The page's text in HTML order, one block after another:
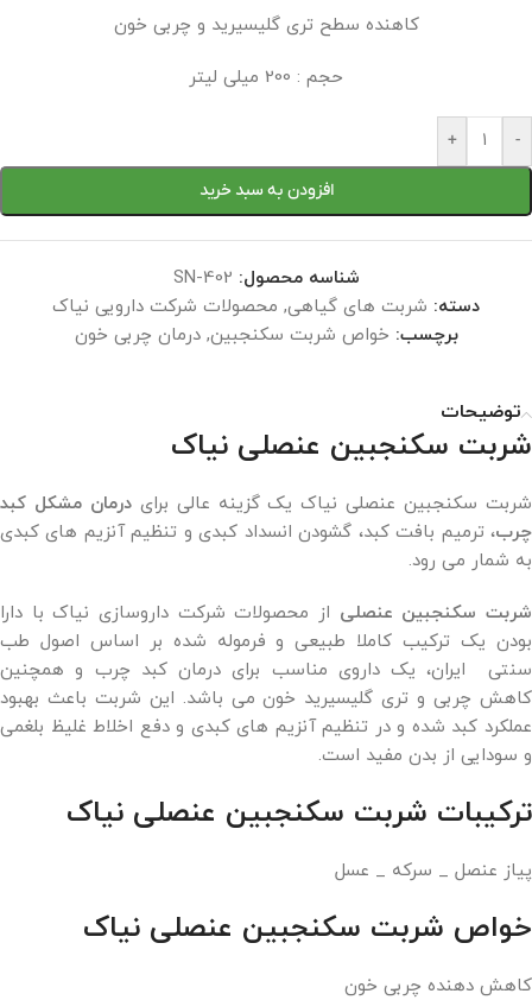
کاهنده سطح تری گلیسیرید و چربی خون
حجم : 200 میلی لیتر
-
+
افزودن به سبد خرید
شناسه محصول: SN-402
دسته: شربت های گیاهی, محصولات شرکت دارویی نیاک
برچسب: خواص شربت سکنجبین, درمان چربی خون
توضیحات
شربت سکنجبین عنصلی نیاک
شربت سکنجبین عنصلی نیاک یک گزینه عالی برایدرمان مشکل کبد
چرب، ترمیم بافت کبد، گشودن انسداد کبدی و تنظیم آنزیم های کبدی
به شمار می رود.
شربت سکنجبین عنصلی از محصولات شرکت داروسازی نیاک با دارا
بودن یک ترکیب کاملا طبیعی و فرموله شده بر اساس اصول طب
سنتی ایران، یک داروی مناسب برای درمان کبد چرب و همچنین
کاهش چربی و تری گلیسیرید خون می باشد. این شربت باعث بهبود
عملکرد کبد شده و در تنظیم آنزیم های کبدی و دفع اخلاط غلیظ بلغمی
و سودایی از بدن مفید است.
ترکیبات شربت سکنجبین عنصلی نیاک
پیاز عنصل _ سرکه _ عسل
خواص شربت سکنجبین عنصلی نیاک
کاهش دهنده چربی خون